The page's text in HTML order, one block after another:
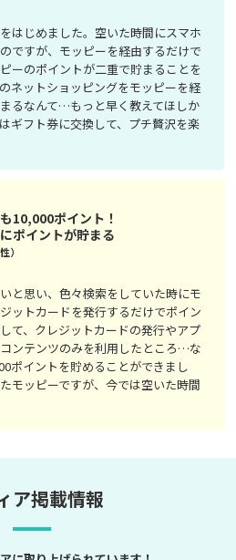
はじめました。空いた時間にスマホ
ですが、モッピーを経由するだけで
ーのポイントが二重で貯まることを
ネットショッピングをモッピーを経
るなんて…もっと早く教えてほしか
ギフト券に交換して、プチ贅沢を楽
10,000ポイント！
ポイントが貯まる
）
と思い、色々検索をしていた時にモ
ットカードを発行するだけでポイン
て、クレジットカードの発行やアプ
ンテンツのみを利用したところ…な
ポイントを貯めることができまし
モッピーですが、今では空いた時間
ア掲載情報